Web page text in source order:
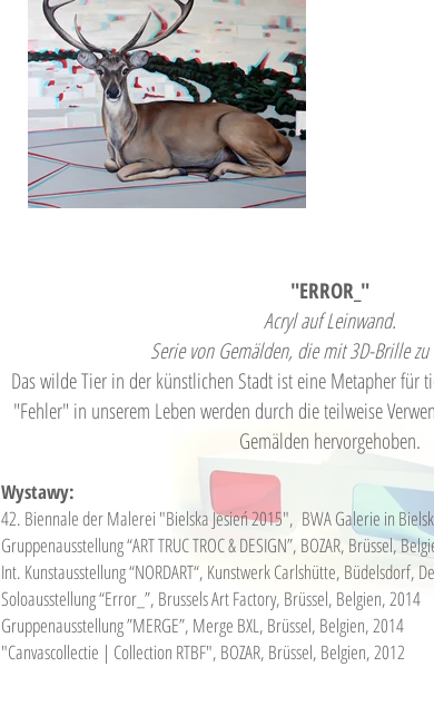
"ERROR_"
Acryl auf Leinwand.
Serie von Gemälden, die mit 3D-Brille zu
Das wilde Tier in der künstlichen Stadt ist eine Metapher für
"Fehler" in unserem Leben werden durch die teilweise
Gemälden hervorgehoben.
Wystawy:
42. Biennale der Malerei "Bielska Jesień 2015", BWA Galerie in
Gruppenausstellung “ART TRUC TROC & DESIGN”, BOZAR, Brüssel,
Int. Kunstausstellung “NORDART“, Kunstwerk Carlshütte, Büdelsdorf,
Soloausstellung “Error_”, Brussels Art Factory, Brüssel, Belgien, 2014
Gruppenausstellung ”MERGE”, Merge BXL, Brüssel, Belgien, 2014
"Canvascollectie | Collection RTBF", BOZAR, Brüssel, Belgien, 2012